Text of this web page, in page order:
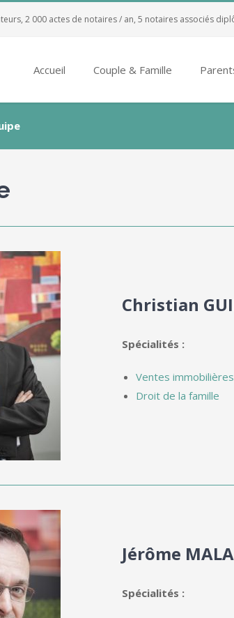
2 000 actes de notaires / an, 5 notaires associés
Accueil Couple & Famille
Christian
Spécialités :
Ventes immobilières
Droit de la famille
Jérôme
Spécialités :